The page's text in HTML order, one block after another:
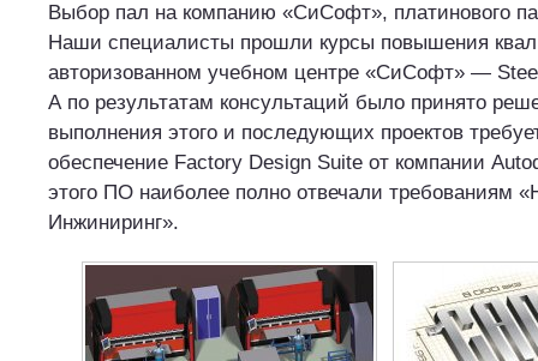
Выбор пал на компанию «СиСофт», платинового
Наши специалисты прошли курсы повышения
авторизованном учебном центре «СиСофт» —
А по результатам консультаций было принято
выполнения этого и последующих проектов
обеспечение Factory Design Suite от компании
этого ПО наиболее полно отвечали требованиям
Инжиниринг».